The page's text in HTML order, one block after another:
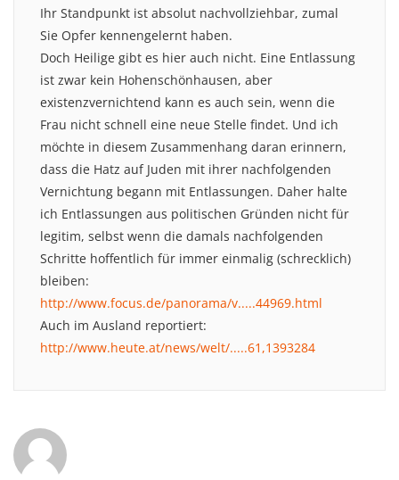
Ihr Standpunkt ist absolut nachvollziehbar, zumal
Sie Opfer kennengelernt haben.
Doch Heilige gibt es hier auch nicht. Eine Entlassung
ist zwar kein Hohenschönhausen, aber
existenzvernichtend kann es auch sein, wenn die
Frau nicht schnell eine neue Stelle findet. Und ich
möchte in diesem Zusammenhang daran erinnern,
dass die Hatz auf Juden mit ihrer nachfolgenden
Vernichtung begann mit Entlassungen. Daher halte
ich Entlassungen aus politischen Gründen nicht für
legitim, selbst wenn die damals nachfolgenden
Schritte hoffentlich für immer einmalig (schrecklich)
bleiben:
http://www.focus.de/panorama/v.....44969.html
Auch im Ausland reportiert:
http://www.heute.at/news/welt/.....61,1393284